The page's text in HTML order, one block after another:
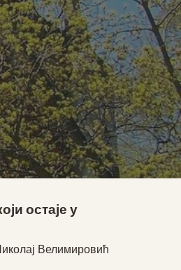
остаје у
Велимировић